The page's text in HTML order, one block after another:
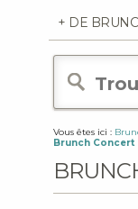
+ DE
Vous êtes ici :
Brunch Concert